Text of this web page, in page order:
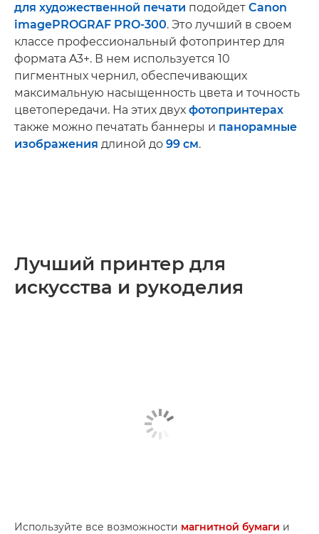
для художественной печати подойдет Canon
imagePROGRAF PRO-300. Это лучший в своем
классе профессиональный фотопринтер для
формата A3+. В нем используется 10
пигментных чернил, обеспечивающих
максимальную насыщенность цвета и точность
цветопередачи. На этих двух фотопринтерах
также можно печатать баннеры и панорамные
изображения длиной до 99 см.
Лучший принтер для
искусства и рукоделия
Используйте все возможности магнитной бумаги и